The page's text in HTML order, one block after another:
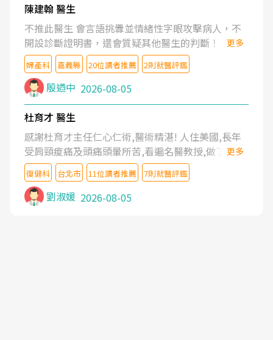
陳建翰 醫生
不推此醫生 會言語挑釁並情緒性字眼攻擊病人，不
開設診斷證明書，還會質疑其他醫生的判斷！
更多
婦產科 嘉義縣 20位讀者推薦 2則就醫評鑑
殷迺中 2026-08-05
杜育才 醫生
感謝杜育才主任仁心仁術,醫術精湛! 人住美國,長年
受肩頸痠痛及頭痛頭暈所苦,看遍名醫教授,做了各種
檢查,也嘗試過西醫打針,中醫針灸及物理徒手治療都
沒有用,後來連吃到嗎啡類止痛藥都效果有限,只是壓
症狀,沒多久就痛起來,多年失眠嚴重影響生活品質.
台灣親友介紹忠孝醫院杜育才主任是頸頭症候群專
更多
復健科 台北市 11位讀者推薦 7則就醫評鑑
劉淑媛 2026-08-05